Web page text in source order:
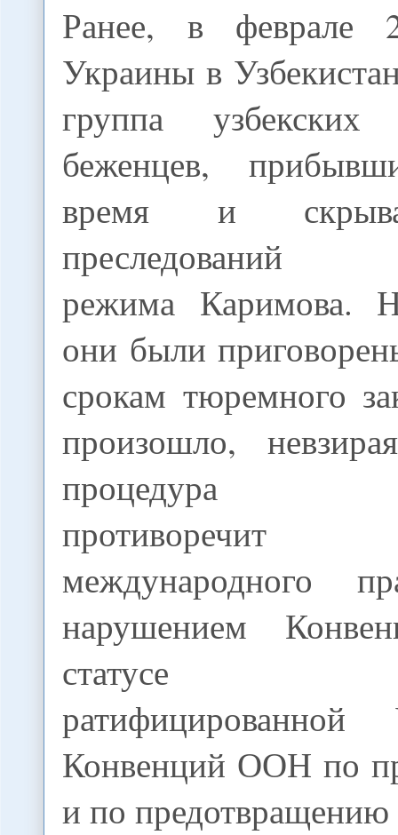
Ранее, в феврале
Украины в
группа узбекских
беженцев,
время и
преследований
режима Каримова.
они были
срокам тюремного
произошло,
процедура
международного
нарушением
статусе
Конвенций ООН по
и по